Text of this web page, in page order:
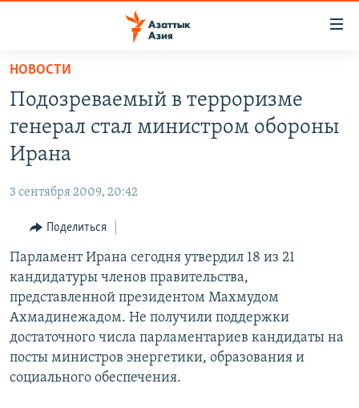
Вернуться
основному
содержанию
Вернутся
главной
навигации
Вернутся
поиску
КАЗАХСТАН
ТАДЖИКИСТАН
НОВОСТИ
ВОЙНА В УКРАИНЕ
ҚАЗАҚША
КЫРГЫЗЧА
ЎЗБЕКЧА
ТОҶИКӢ
TÜRKMENÇE
Все сайты РСЕ/РС
НОВОСТИ
Подозреваемый в терроризме
генерал стал министром обороны
Ирана
3 сентября 2009, 20:42
Поделиться
Парламент Ирана сегодня утвердил 18 из 21
кандидатуры членов правительства,
представленной президентом Махмудом
Ахмадинежадом. Не получили поддержки
достаточного числа парламентариев кандидаты на
посты министров энергетики, образования и
социального обеспечения.